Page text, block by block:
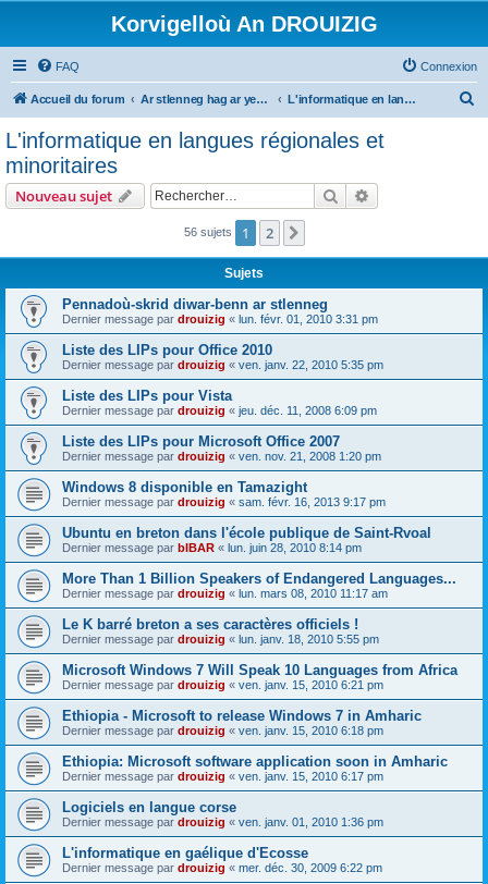
Korvigelloù An DROUIZIG
FAQ Connexion
Accueil du forum Ar stlenneg hag ar yezhoù bihan er bed a-bezh L'informatique en langues régionales et minoritaires
c
r
L'informatique en langues régionales et
minoritaires
Nouveau sujet Rechercher
56 sujets 1 2
Sujets
Pennadoù-skrid diwar-benn ar stlenneg
Dernier message par drouizig « lun. févr. 01, 2010 3:31 pm
Liste des LIPs pour Office 2010
Dernier message par drouizig « ven. janv. 22, 2010 5:35 pm
Liste des LIPs pour Vista
Dernier message par drouizig « jeu. déc. 11, 2008 6:09 pm
Liste des LIPs pour Microsoft Office 2007
Dernier message par drouizig « ven. nov. 21, 2008 1:20 pm
Windows 8 disponible en Tamazight
Dernier message par drouizig « sam. févr. 16, 2013 9:17 pm
Ubuntu en breton dans l'école publique de Saint-Rvoal
Dernier message par bIBAR « lun. juin 28, 2010 8:14 pm
More Than 1 Billion Speakers of Endangered Languages...
Dernier message par drouizig « lun. mars 08, 2010 11:17 am
Le K barré breton a ses caractères officiels !
Dernier message par drouizig « lun. janv. 18, 2010 5:55 pm
Microsoft Windows 7 Will Speak 10 Languages from Africa
Dernier message par drouizig « ven. janv. 15, 2010 6:21 pm
Ethiopia - Microsoft to release Windows 7 in Amharic
Dernier message par drouizig « ven. janv. 15, 2010 6:18 pm
Ethiopia: Microsoft software application soon in Amharic
Dernier message par drouizig « ven. janv. 15, 2010 6:17 pm
Logiciels en langue corse
Dernier message par drouizig « ven. janv. 01, 2010 1:36 pm
L'informatique en gaélique d'Ecosse
Dernier message par drouizig « mer. déc. 30, 2009 6:22 pm